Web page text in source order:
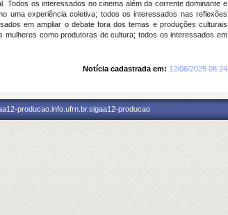
Todos os interessados no cinema além da corrente dominante e
uma experiência coletiva; todos os interessados nas reflexões
em ampliar o debate fora dos temas e produções culturais
como produtoras de cultura; todos os interessados em
Notícia cadastrada em: 12/06/2025 08:24
producao.info.ufrn.br.sigaa12-producao